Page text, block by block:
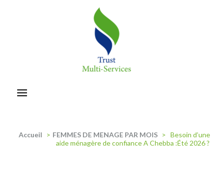
Accueil > FEMMES DE MENAGE PAR MOIS > Besoin d’une
aide ménagère de confiance A Chebba :Été 2026 ?